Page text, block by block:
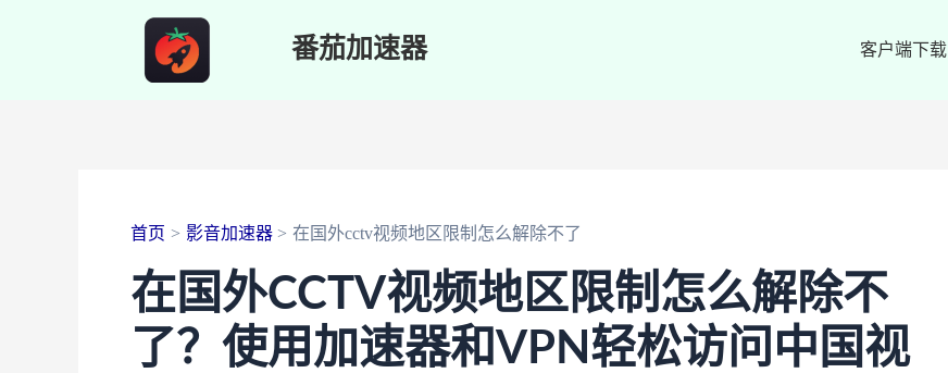
番茄加速器 客户端下载
首页 影音加速器 在国外cctv视频地区限制怎么解除不了
在国外CCTV视频地区限制怎么解除不
了？使用加速器和VPN轻松访问中国视